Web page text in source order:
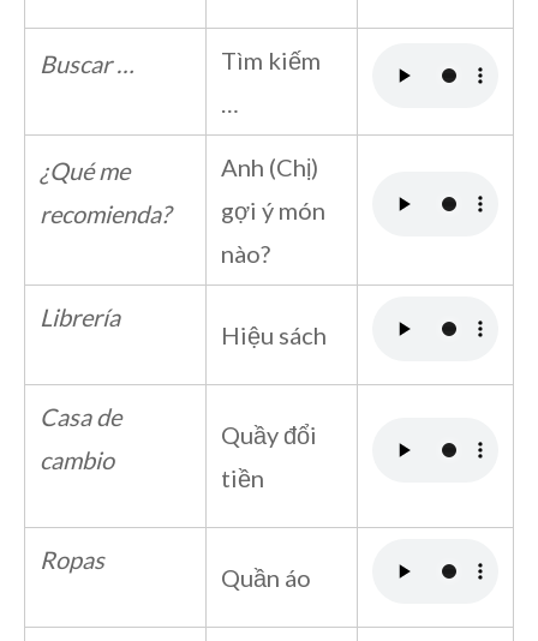
Buscar …
Tìm kiếm
…
¿Qué me
recomienda?
Anh (Chị)
gợi ý món
nào?
Librería
Hiệu sách
Casa de
cambio
Quầy đổi
tiền
Ropas
Quần áo